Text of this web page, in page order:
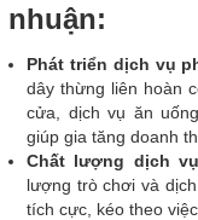
nhuận:
Phát triển dịch vụ
dây thừng liên hoàn
cửa, dịch vụ ăn
giúp gia tăng doanh
Chất lượng dịch
lượng trò chơi và
tích cực, kéo theo